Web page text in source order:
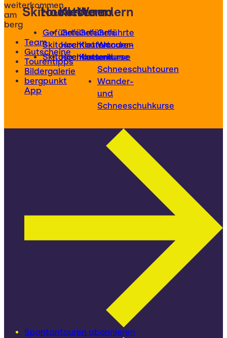
weiterkommen
am
berg
Team
Gutscheine
Tourentipps
Bildergalerie
bergpunkt
App
Skitouren
Geführte
Skitouren
Skitourenkurse
Hochtouren
Geführte
Hochtouren
Hochtourenkurse
Klettern
Geführte
Klettertouren
Kletterkurse
Wandern
Geführte
Wander-
und
Schneeschuhtouren
Wander-
und
Schneeschuhkurse
Spontantouren abonnieren